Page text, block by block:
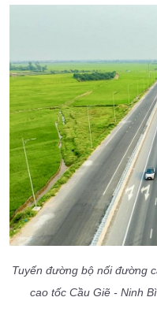
Tuyến đường bộ nối đường
cao tốc Cầu Giẽ - Ninh